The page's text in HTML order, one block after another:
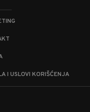
I USLOVI KORIŠĆENJA